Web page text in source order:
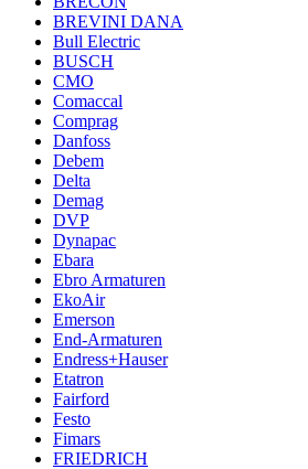
BREVINI DANA
Bull Electric
BUSCH
CMO
Comaccal
Comprag
Danfoss
Debem
Delta
Demag
DVP
Dynapac
Ebara
Ebro Armaturen
EkoAir
Emerson
End-Armaturen
Endress+Hauser
Etatron
Fairford
Festo
Fimars
FRIEDRICH